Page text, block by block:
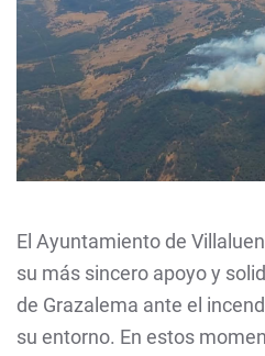
El Ayuntamiento de
su más sincero apoyo y
de Grazalema ante el
su entorno. En estos